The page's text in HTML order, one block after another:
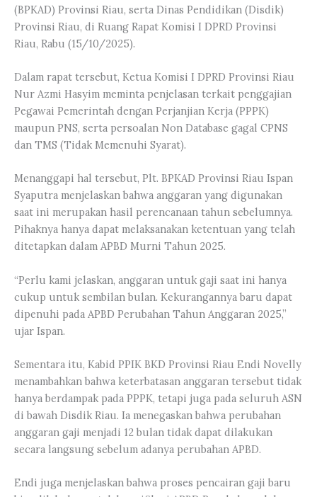
(BPKAD) Provinsi Riau, serta Dinas Pendidikan (Disdik)
Provinsi Riau, di Ruang Rapat Komisi I DPRD Provinsi
Riau, Rabu (15/10/2025).
Dalam rapat tersebut, Ketua Komisi I DPRD Provinsi Riau
Nur Azmi Hasyim meminta penjelasan terkait penggajian
Pegawai Pemerintah dengan Perjanjian Kerja (PPPK)
maupun PNS, serta persoalan Non Database gagal CPNS
dan TMS (Tidak Memenuhi Syarat).
Menanggapi hal tersebut, Plt. BPKAD Provinsi Riau Ispan
Syaputra menjelaskan bahwa anggaran yang digunakan
saat ini merupakan hasil perencanaan tahun sebelumnya.
Pihaknya hanya dapat melaksanakan ketentuan yang telah
ditetapkan dalam APBD Murni Tahun 2025.
“Perlu kami jelaskan, anggaran untuk gaji saat ini hanya
cukup untuk sembilan bulan. Kekurangannya baru dapat
dipenuhi pada APBD Perubahan Tahun Anggaran 2025,”
ujar Ispan.
Sementara itu, Kabid PPIK BKD Provinsi Riau Endi Novelly
menambahkan bahwa keterbatasan anggaran tersebut tidak
hanya berdampak pada PPPK, tetapi juga pada seluruh ASN
di bawah Disdik Riau. Ia menegaskan bahwa perubahan
anggaran gaji menjadi 12 bulan tidak dapat dilakukan
secara langsung sebelum adanya perubahan APBD.
Endi juga menjelaskan bahwa proses pencairan gaji baru